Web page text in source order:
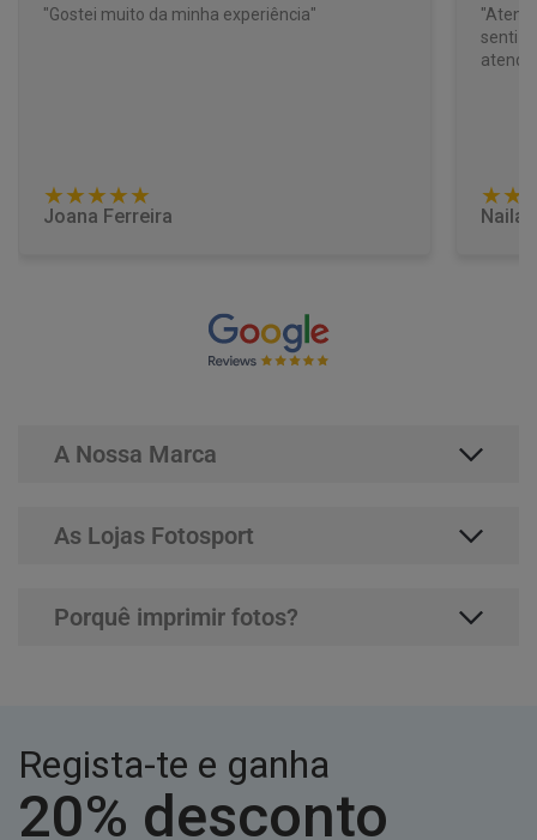
"Gostei muito da minha experiência"
★★★★★
Joana Ferreira
senti
Naila
A Nossa Marca
As Lojas Fotosport
Porquê imprimir fotos?
Regista-te e ganha
20% desconto